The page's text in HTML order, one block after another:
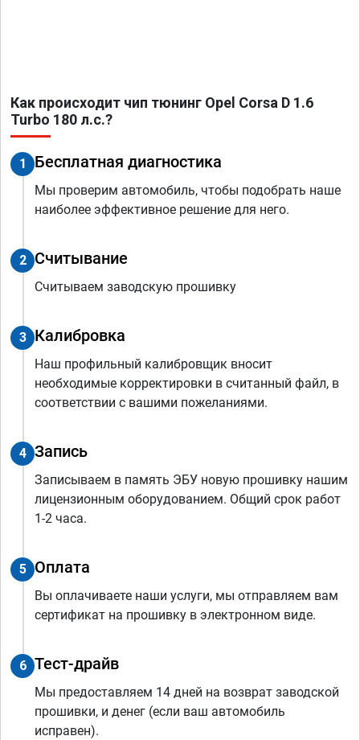
Как происходит чип тюнинг Opel Corsa D 1.6
Turbo 180 л.с.?
1 Бесплатная диагностика
Мы проверим автомобиль, чтобы подобрать наше
наиболее эффективное решение для него.
2 Считывание
Считываем заводскую прошивку
3 Калибровка
Наш профильный калибровщик вносит
необходимые корректировки в считанный файл, в
соответствии с вашими пожеланиями.
4 Запись
Записываем в память ЭБУ новую прошивку нашим
лицензионным оборудованием. Общий срок работ
1-2 часа.
5 Оплата
Вы оплачиваете наши услуги, мы отправляем вам
сертификат на прошивку в электронном виде.
6 Тест-драйв
Мы предоставляем 14 дней на возврат заводской
прошивки, и денег (если ваш автомобиль
исправен).